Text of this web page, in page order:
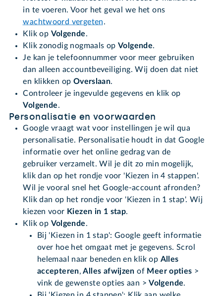
in te voeren. Voor het geval we het ons
wachtwoord vergeten.
Klik op Volgende.
Klik zonodig nogmaals op Volgende.
Je kan je telefoonnummer voor meer gebruiken
dan alleen accountbeveiliging. Wij doen dat niet
en klikken op Overslaan.
Controleer je ingevulde gegevens en klik op
Volgende.
Personalisatie en voorwaarden
Google vraagt wat voor instellingen je wil qua
personalisatie. Personalisatie houdt in dat Google
informatie over het online gedrag van de
gebruiker verzamelt. Wil je dit zo min mogelijk,
klik dan op het rondje voor 'Kiezen in 4 stappen'.
Wil je vooral snel het Google-account afronden?
Klik dan op het rondje voor 'Kiezen in 1 stap'. Wij
kiezen voor Kiezen in 1 stap.
Klik op Volgende.
Bij 'Kiezen in 1 stap': Google geeft informatie
over hoe het omgaat met je gegevens. Scrol
helemaal naar beneden en klik op Alles
accepteren, Alles afwijzen ofMeer opties >
vink de gewenste opties aan >Volgende.